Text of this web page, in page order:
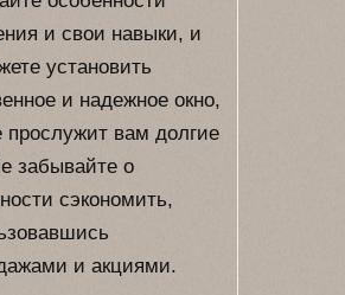
и свои навыки, и
установить
и надежное окно,
прослужит вам долгие
забывайте о
сэкономить,
и акциями.